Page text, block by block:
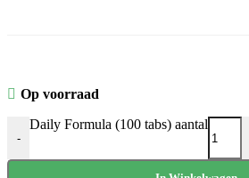
Op voorraad
-
Daily Formula (100 tabs) aantal